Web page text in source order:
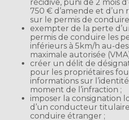
récidive, puni de 2 mois
750 € d’amende et d’un
sur le permis de
exempter de la perte
permis de conduire les
inférieurs à 5km/h au-
maximale autorisée
créer un délit de
pour les propriétaires
informations sur
moment de l’infraction ;
imposer la consignation
d’un conducteur
conduire étranger ;